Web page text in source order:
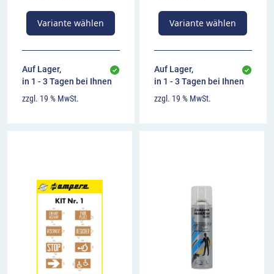
00:00
Variante wählen
Auf Lager,
in 1 - 3 Tagen bei Ihnen
zzgl. 19 % MwSt.
Variante wählen
Auf Lager,
in 1 - 3 Tagen bei Ihnen
zzgl. 19 % MwSt.